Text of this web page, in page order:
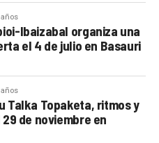
años
Ibaizabal organiza una
el 4 de julio en Basauri
años
Talka Topaketa, ritmos y
de noviembre en